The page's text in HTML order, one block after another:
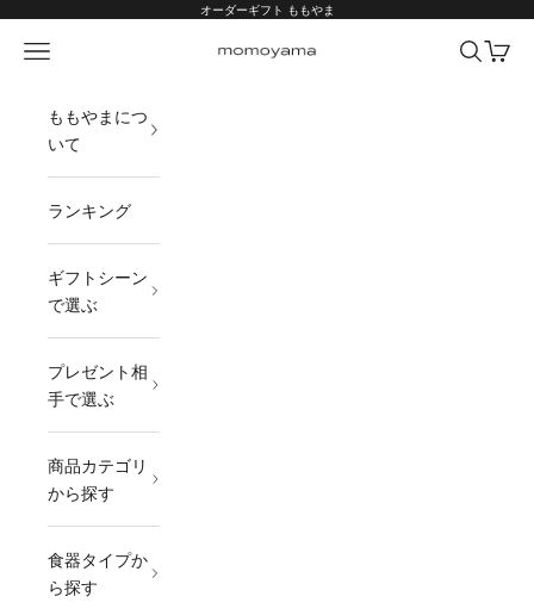
オーダーギフト ももやま
オーダーギフト ももやま 本店
メニュー 検索カート
ももやまにつ
いて
ランキング
ギフトシーン
で選ぶ
プレゼント相
手で選ぶ
商品カテゴリ
から探す
食器タイプか
ら探す